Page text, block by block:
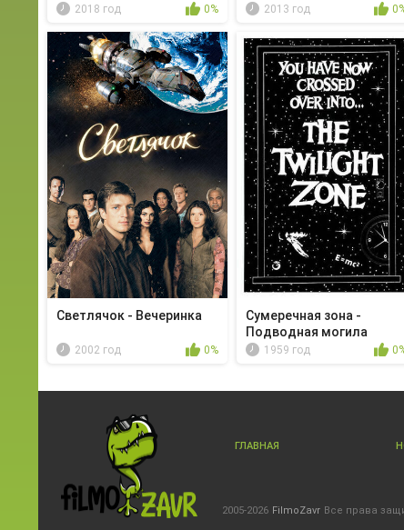
2018 год 0% 2013 год
Светлячок - Вечеринка
2002 год 0%
Сумеречная зона -
Подводная могила
1959 год
ГЛАВНАЯ
2005-2026 FilmoZavr Все права